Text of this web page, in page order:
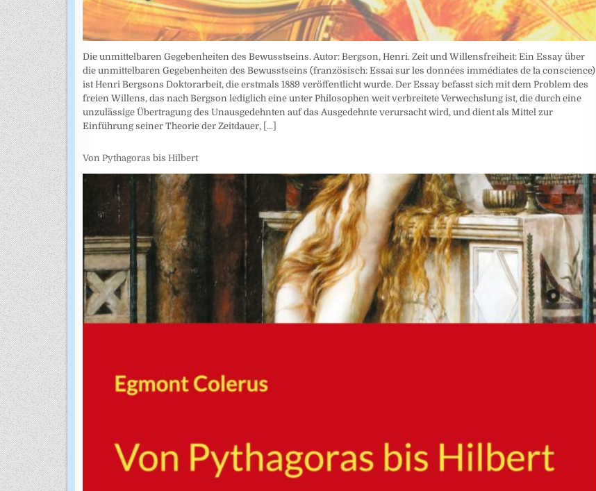
Die unmittelbaren Gegebenheiten des Bewusstseins. Autor: Bergson, Henri. Zeit und Willensfreiheit: Ein Essay über
die unmittelbaren Gegebenheiten des Bewusstseins (französisch: Essai sur les données immédiates de la conscience)
ist Henri Bergsons Doktorarbeit, die erstmals 1889 veröffentlicht wurde. Der Essay befasst sich mit dem Problem des
freien Willens, das nach Bergson lediglich eine unter Philosophen weit verbreitete Verwechslung ist, die durch eine
unzulässige Übertragung des Unausgedehnten auf das Ausgedehnte verursacht wird, und dient als Mittel zur
Einführung seiner Theorie der Zeitdauer, [...]
Von Pythagoras bis Hilbert